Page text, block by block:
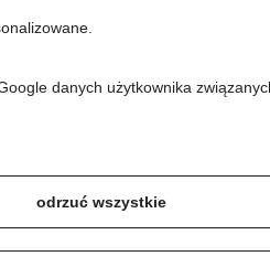
danych użytkownika
odrzuć wszystkie